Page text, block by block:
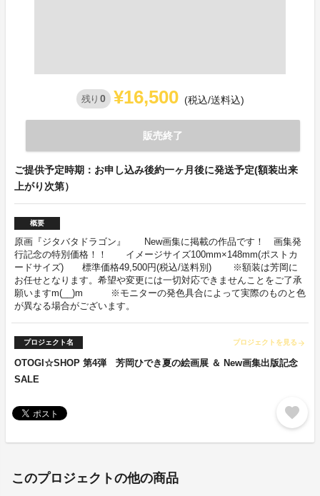
残り 0 ¥16,500 (税込/送料込)
販売終了
ご提供予定時期：お申し込み後約一ヶ月後に発送予定(額装出来
上がり次第）
概要
原画『ジタバタドラゴン』 New画集に掲載の作品です！ 画集発
行記念の特別価格！！ イメージサイズ100mm×148mm(ポストカ
ードサイズ) 標準価格49,500円(税込/送料別) ※額装は芳岡に
お任せとなります。希望や変更には一切対応できませんことをご了承
願いますm(__)m ※モニターの発色具合によって実際のものと色
が異なる場合がございます。
プロジェクト名 プロジェクトを見る arrow_forward
OTOGI☆SHOP 第4弾 芳岡ひでき夏の絵画展 ＆ New画集出版記念
SALE
favorite
このプロジェクトの他の商品